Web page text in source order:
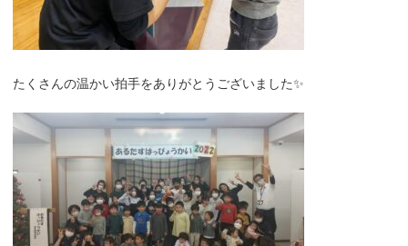
たくさんの温かい拍手をありがとうございました✨